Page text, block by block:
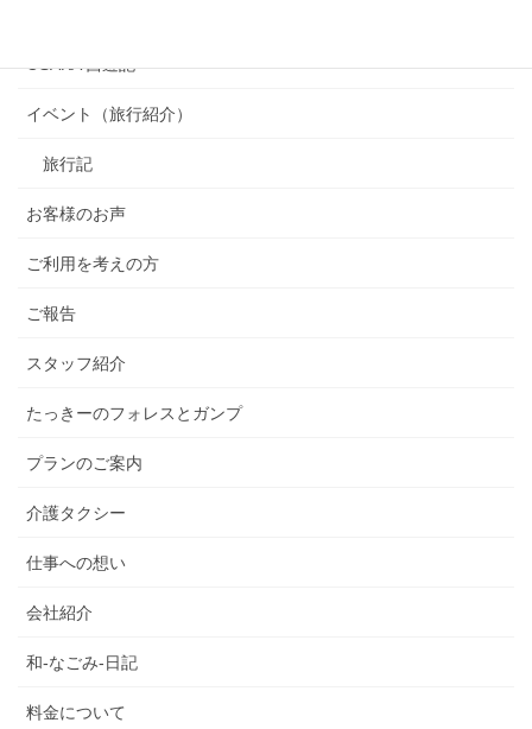
OSAKA 西遊記
イベント（旅行紹介）
旅行記
お客様のお声
ご利用を考えの方
ご報告
スタッフ紹介
たっきーのフォレスとガンプ
プランのご案内
介護タクシー
仕事への想い
会社紹介
和-なごみ-日記
料金について